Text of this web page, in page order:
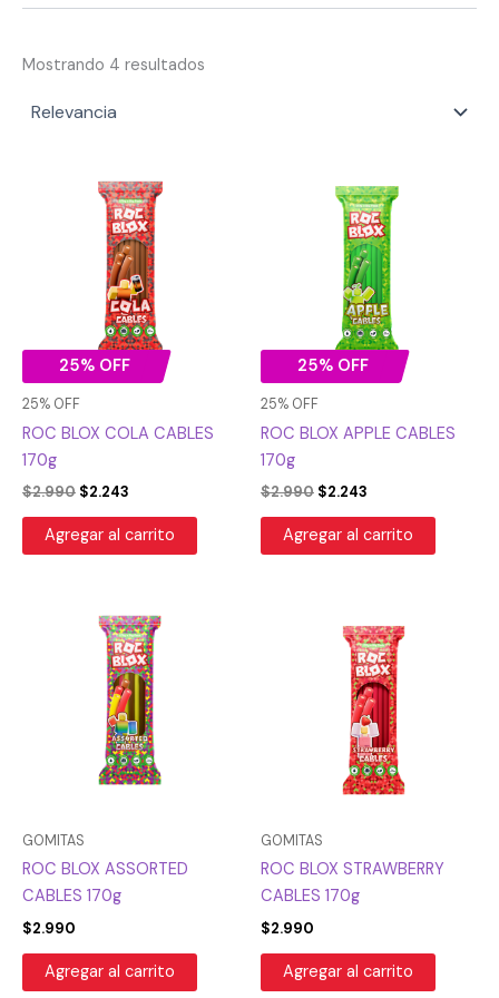
Mostrando 4 resultados
25% OFF
25% OFF
ROC BLOX COLA CABLES
170g
$2.990
precio
original
$2.990.
$2.243
precio
actual
es:
$2.243.
Agregar al carrito
25% OFF
25% OFF
ROC BLOX APPLE CABLES
170g
$2.990
precio
original
era:
$2.990.
$2.243
precio
actual
es:
$2.243.
Agregar al carrito
GOMITAS
ROC BLOX ASSORTED
CABLES 170g
$2.990
Agregar al carrito
GOMITAS
ROC BLOX STRAWBERRY
CABLES 170g
$2.990
Agregar al carrito